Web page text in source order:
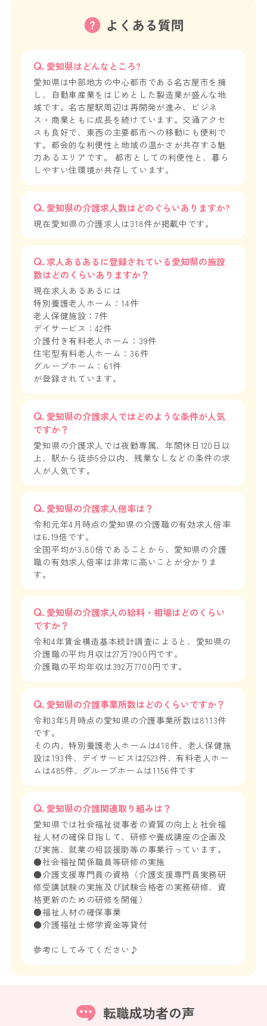
よくある質問
愛知県はどんなところ?
愛知県は中部地方の中心都市である名古屋市を擁
し、自動車産業をはじめとした製造業が盛んな地
域です。名古屋駅周辺は再開発が進み、ビジネ
ス・商業ともに成長を続けています。交通アクセ
スも良好で、東西の主要都市への移動にも便利で
す。都会的な利便性と地域の温かさが共存する魅
力あるエリアです。 都市としての利便性と、暮ら
しやすい住環境が共存しています。
愛知県の介護求人数はどのぐらいありますか?
現在愛知県の介護求人は318件が掲載中です。
求人あるあるに登録されている愛知県の施設
数はどのくらいありますか？
現在求人あるあるには
特別養護老人ホーム：14件
老人保健施設：7件
デイサービス：42件
介護付き有料老人ホーム：39件
住宅型有料老人ホーム：36件
グループホーム：61件
が登録されています。
愛知県の介護求人ではどのような条件が人気
ですか？
愛知県の介護求人では夜勤専属、年間休日120日以
上、駅から徒歩5分以内、残業なしなどの条件の求
人が人気です。
愛知県の介護求人倍率は？
令和元年4月時点の愛知県の介護職の有効求人倍率
は6.19倍です。
全国平均が3.80倍であることから、愛知県の介護
職の有効求人倍率は非常に高いことが分かりま
す。
愛知県の介護求人の給料・相場はどのくらい
ですか？
令和4年賃金構造基本統計調査によると、愛知県の
介護職の平均月収は27万7900円です。
介護職の平均年収は392万7700円です。
愛知県の介護事業所数はどのくらいですか？
令和3年5月時点の愛知県の介護事業所数は8113件
です。
その内、特別養護老人ホームは418件、老人保健施
設は193件、デイサービスは2523件、有料老人ホー
ムは485件、グループホームは1156件です
愛知県の介護関連取り組みは？
愛知県では社会福祉従事者の資質の向上と社会福
祉人材の確保目指して、研修や養成講座の企画及
び実施、就業の相談援助等の事業行っています。
●社会福祉関係職員等研修の実施
●介護支援専門員の資格（介護支援専門員実務研
修受講試験の実施及び試験合格者の実務研修、資
格更新のための研修を開催）
●福祉人材の確保事業
●介護福祉士修学資金等貸付
参考にしてみてください♪
転職成功者の声